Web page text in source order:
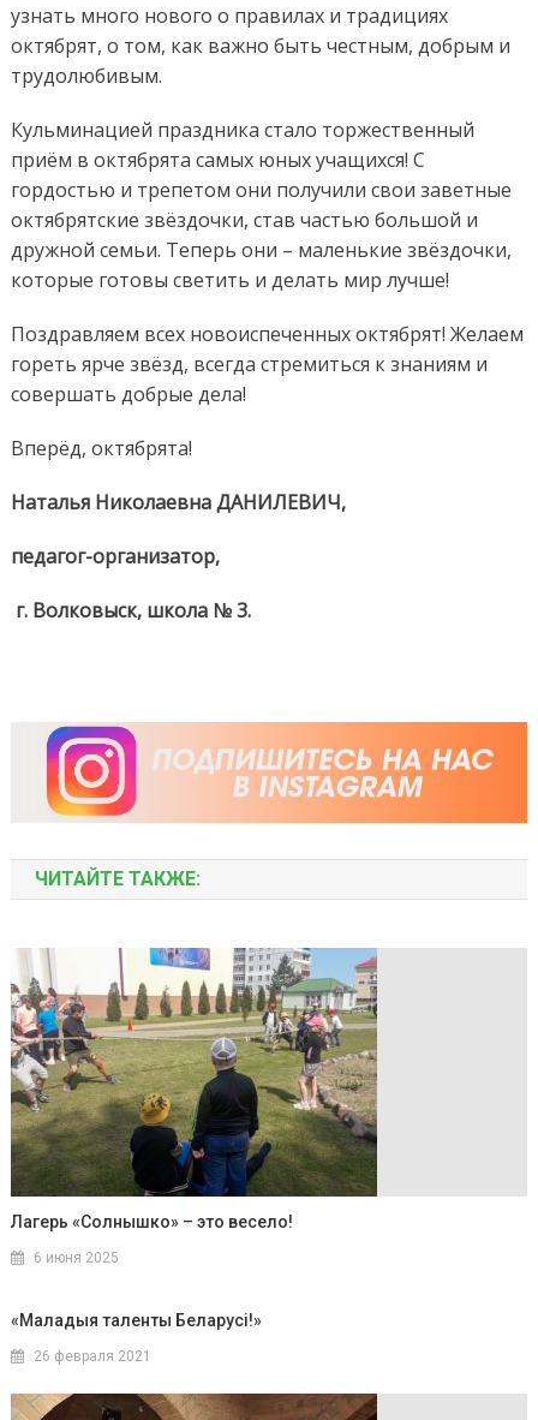
узнать много нового о правилах и традициях
октябрят, о том, как важно быть честным, добрым и
трудолюбивым.
Кульминацией праздника стало торжественный
приём в октябрята самых юных учащихся! С
гордостью и трепетом они получили свои заветные
октябрятские звёздочки, став частью большой и
дружной семьи. Теперь они – маленькие звёздочки,
которые готовы светить и делать мир лучше!
Поздравляем всех новоиспеченных октябрят! Желаем
гореть ярче звёзд, всегда стремиться к знаниям и
совершать добрые дела!
Вперёд, октябрята!
Наталья Николаевна ДАНИЛЕВИЧ,
педагог-организатор,
г. Волковыск, школа № 3.
ЧИТАЙТЕ ТАКЖЕ:
Лагерь «Солнышко» – это весело!
6 июня 2025
«Маладыя таленты Беларусі!»
26 февраля 2021